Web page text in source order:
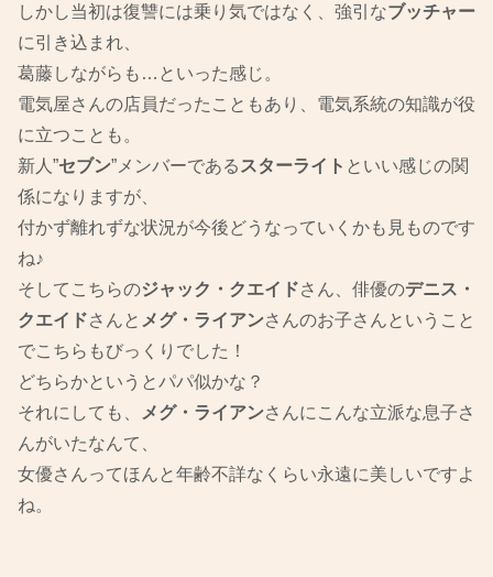
しかし当初は復讐には乗り気ではなく、強引なブッチャー
に引き込まれ、
葛藤しながらも…といった感じ。
電気屋さんの店員だったこともあり、電気系統の知識が役
に立つことも。
新人”セブン”メンバーである スターライト といい感じの関
係になりますが、
付かず離れずな状況が今後どうなっていくかも見ものです
ね♪
そしてこちらのジャック・クエイドさん、俳優のデニス・
クエイドさんと メグ・ライアンさんのお子さんということ
でこちらもびっくりでした！
どちらかというとパパ似かな？
それにしても、
メグ・ライアンさんにこんな立派な息子さ
んがいたなんて、
女優さんってほんと年齢不詳なくらい永遠に美しいですよ
ね。